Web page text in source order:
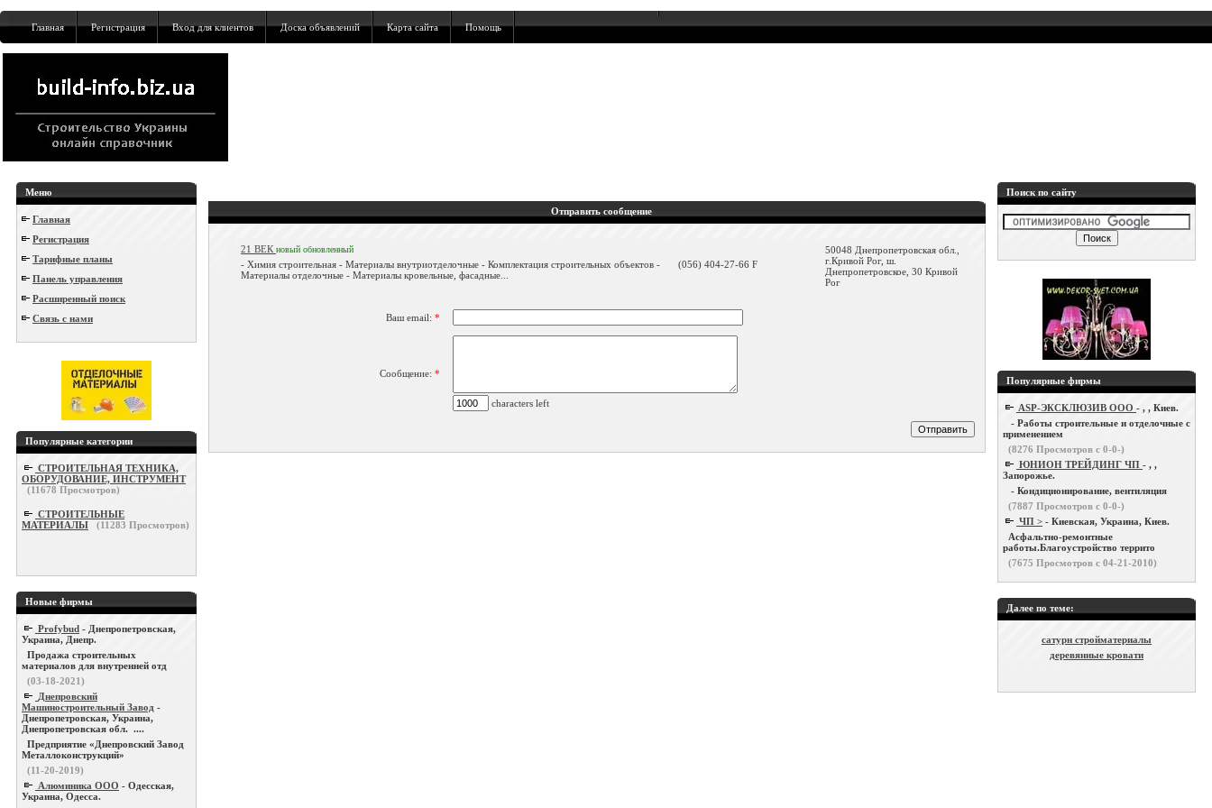
Главная Регистрация Вход для клиентов Доска объявлений Карта сайта Помощь
Меню
Главная
Регистрация
Тарифные планы
Панель управления
Расширенный поиск
Связь с нами
Популярные категории
СТРОИТЕЛЬНАЯ ТЕХНИКА,
ОБОРУДОВАНИЕ, ИНСТРУМЕНТ
(11678 Просмотров)
СТРОИТЕЛЬНЫЕ
МАТЕРИАЛЫ
(11283 Просмотров)
Новые фирмы
Profybud - Днепропетровская,
Украина, Днепр.
Продажа строительных
материалов для внутренней отд
(03-18-2021)
Днепровский
Машиностроительный Завод -
Днепропетровская, Украина,
Днепропетровская обл. ....
Предприятие «Днепровский Завод
Металлоконструкций»
(11-20-2019)
Алюминика ООО - Одесская,
Украина, Одесса.
Отправить сообщение
21 ВЕК новый обновленный
- Химия строительная - Материалы внутриотделочные - Комплектация строительных объектов -
Материалы отделочные - Материалы кровельные, фасадные...
(056) 404-27-66 F
50048 Днепропетровская обл.,
г.Кривой Рог, ш.
Днепропетровское, 30 Кривой
Рог
Ваш email: *
Сообщение: *
characters left
Поиск по сайту
Популярные фирмы
ASP-ЭКСКЛЮЗИВ ООО - , , Киев.
- Работы строительные и отделочные с
применением
(8276 Просмотров с 0-0-)
ЮНИОН ТРЕЙДИНГ ЧП - , ,
Запорожье.
- Кондиционирование, вентиляция
(7887 Просмотров с 0-0-)
ЧП > - Киевская, Украина, Киев.
Асфальтно-ремонтные
работы.Благоустройство террито
(7675 Просмотров с 04-21-2010)
Далее по теме:
сатурн стройматериалы
деревянные кровати